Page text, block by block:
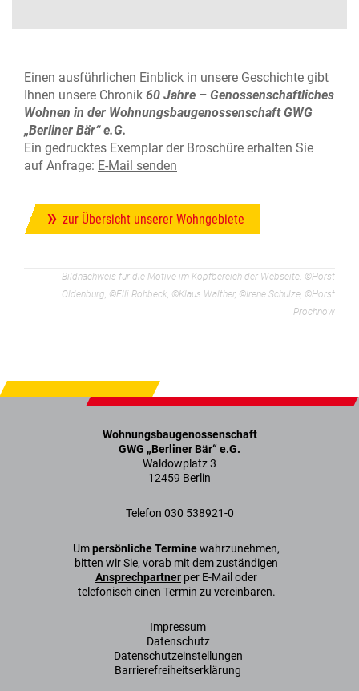
Einen ausführlichen Einblick in unsere Geschichte gibt
Ihnen unsere Chronik 60 Jahre – Genossenschaftliches
Wohnen in der Wohnungsbaugenossenschaft GWG
„Berliner Bär“ e.G.
Ein gedrucktes Exemplar der Broschüre erhalten Sie
auf Anfrage: E-Mail senden
zur Übersicht unserer Wohngebiete
Bildnachweis für die Motive im Kopfbereich der Webseite: ©Horst
Oldenburg, ©Elli Rohbeck, ©Klaus Walther, ©Irene Schulze, ©Horst
Prochnow
Wohnungsbaugenossenschaft
GWG „Berliner Bär“ e.G.
Waldowplatz 3
12459 Berlin
Telefon 030 538921-0
Umpersönliche Terminewahrzunehmen,
bitten wir Sie, vorab mit dem zuständigen
Ansprechpartner per E-Mail oder
telefonisch einen Termin zu vereinbaren.
Impressum
Datenschutz
Datenschutzeinstellungen
Barrierefreiheitserklärung